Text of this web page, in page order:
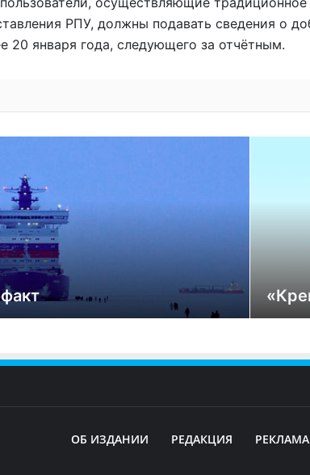
РПУ, должны подавать сведения о
20 января года, следующего за отчётным.
ОБ ИЗДАНИИ РЕДАКЦИЯ